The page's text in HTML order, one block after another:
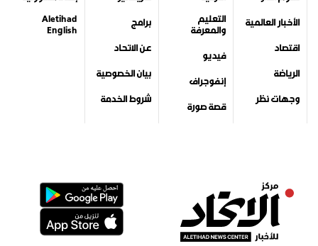
الأخبار العالمية
اقتصاد
الرياضة
وجهات نظر
التعليم
والمعرفة
فيديو
إنفوجراف
قصة صورة
برامج
عن الاتحاد
بيان الخصوصية
شروط الخدمة
Aletihad
English